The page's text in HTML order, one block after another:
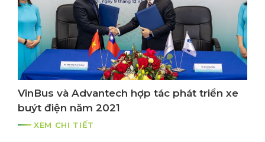
VinBus và Advantech hợp tác phát triển xe
buýt điện năm 2021
XEM CHI TIẾT